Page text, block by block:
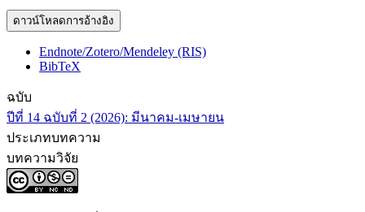
ดาวน์โหลดการอ้างอิง
Endnote/Zotero/Mendeley (RIS)
BibTeX
ฉบับ
ปีที่ 14 ฉบับที่ 2 (2026): มีนาคม-เมษายน
ประเภทบทความ
บทความวิจัย